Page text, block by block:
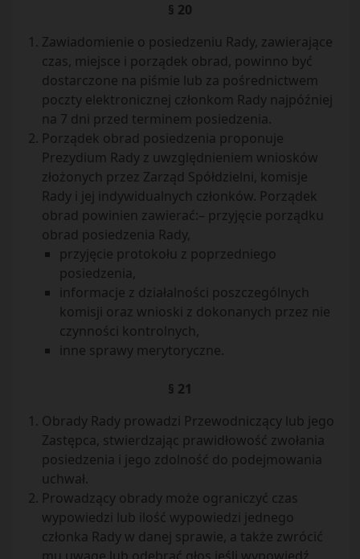
§ 20
Zawiadomienie o posiedzeniu Rady, zawierające
czas, miejsce i porządek obrad, powinno być
dostarczone na piśmie lub za pośrednictwem
poczty elektronicznej członkom Rady najpóźniej
na 7 dni przed terminem posiedzenia.
Porządek obrad posiedzenia proponuje
Prezydium Rady z uwzględnieniem wniosków
złożonych przez Zarząd Spółdzielni, komisje
Rady i jej indywidualnych członków. Porządek
obrad powinien zawierać:– przyjęcie porządku
obrad posiedzenia Rady,
przyjęcie protokołu z poprzedniego
posiedzenia,
informacje z działalności poszczególnych
komisji oraz wnioski z dokonanych przez nie
czynności kontrolnych,
inne sprawy merytoryczne.
§ 21
Obrady Rady prowadzi Przewodniczący lub jego
Zastępca, stwierdzając prawidłowość zwołania
posiedzenia i jego zdolność do podejmowania
uchwał.
Prowadzący obrady może ograniczyć czas
wypowiedzi lub ilość wypowiedzi jednego
członka Rady w danej sprawie, a także zwrócić